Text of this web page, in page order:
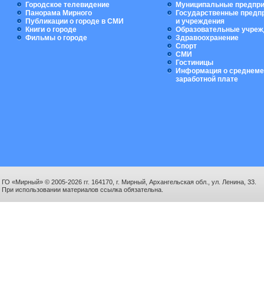
Городское телевидение
Панорама Мирного
Публикации о городе в СМИ
Книги о городе
Фильмы о городе
Муниципальные
Государственные
и учреждения
Образовательные
Здравоохранение
Спорт
СМИ
Гостиницы
Информация о
заработной плате
ГО «Мирный» © 2005-2026 гг. 164170, г. Мирный, Архангельская обл., ул. Ленина, 33.
При использовании материалов ссылка обязательна.